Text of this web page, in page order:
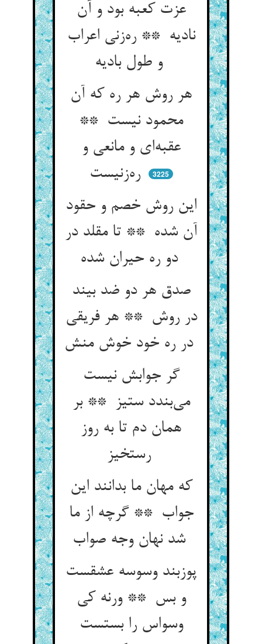
عزت کعبه بود و آن
نادیه ** ره‌زنی اعراب
و طول بادیه
هر روش هر ره که آن
محمود نیست **
عقبه‌ای و مانعی و
ره‌زنیست
3225
این روش خصم و حقود
آن شده ** تا مقلد در
دو ره حیران شده
صدق هر دو ضد بیند
در روش ** هر فریقی
در ره خود خوش منش
گر جوابش نیست
می‌بندد ستیز ** بر
همان دم تا به روز
رستخیز
که مهان ما بدانند این
جواب ** گرچه از ما
شد نهان وجه صواب
پوزبند وسوسه عشقست
و بس ** ورنه کی
وسواس را بستست